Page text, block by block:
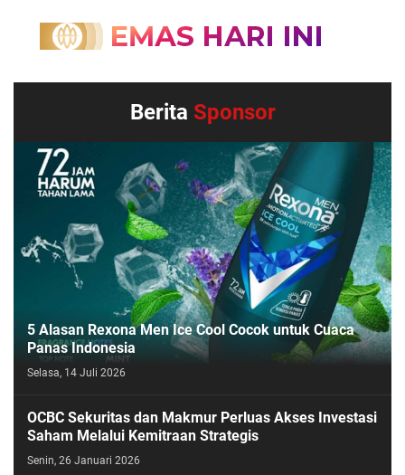
Berita Sponsor
5 Alasan Rexona Men Ice Cool Cocok untuk Cuaca
Panas Indonesia
Selasa, 14 Juli 2026
OCBC Sekuritas dan Makmur Perluas Akses Investasi
Saham Melalui Kemitraan Strategis
Senin, 26 Januari 2026